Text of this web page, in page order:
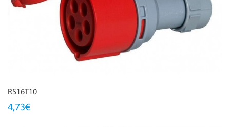
RS16T10
4,73€